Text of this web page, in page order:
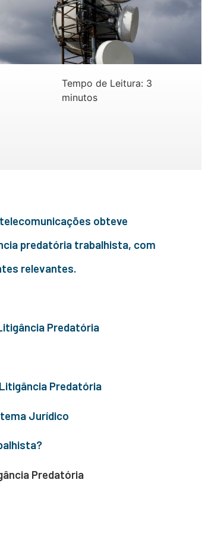
Tempo de Leitura: 3
minutos
obteve
predatória trabalhista, com
relevantes.
Predatória
Predatória
Jurídico
Predatória